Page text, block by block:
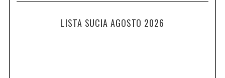
LISTA SUCIA AGOSTO 2026